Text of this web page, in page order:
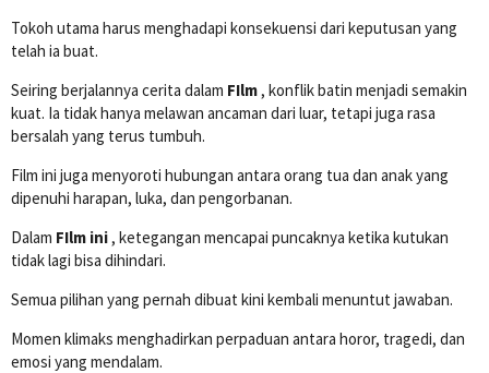
Tokoh utama harus menghadapi konsekuensi dari keputusan yang
telah ia buat.
Seiring berjalannya cerita dalam FIlm, konflik batin menjadi semakin
kuat. Ia tidak hanya melawan ancaman dari luar, tetapi juga rasa
bersalah yang terus tumbuh.
Film ini juga menyoroti hubungan antara orang tua dan anak yang
dipenuhi harapan, luka, dan pengorbanan.
Dalam FIlm ini, ketegangan mencapai puncaknya ketika kutukan
tidak lagi bisa dihindari.
Semua pilihan yang pernah dibuat kini kembali menuntut jawaban.
Momen klimaks menghadirkan perpaduan antara horor, tragedi, dan
emosi yang mendalam.